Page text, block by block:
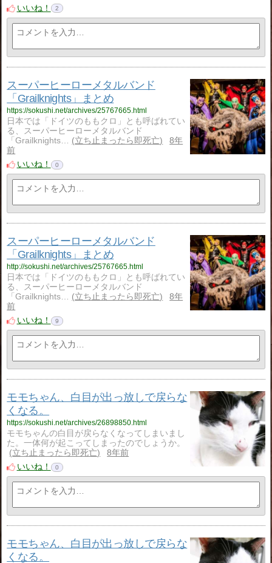
いいね！
2
スーパーヒーローメタルバンド
「Grailknights」まとめ
https://sokushi.net/archives/25767665.html
日本では「ドイツのももクロ」とも呼ばれてい
る、スーパーヒーローメタルバンド
「Grailknights…
立ち止まったら即死亡
8年
前
いいね！
0
スーパーヒーローメタルバンド
「Grailknights」まとめ
http://sokushi.net/archives/25767665.html
日本では「ドイツのももクロ」とも呼ばれてい
る、スーパーヒーローメタルバンド
「Grailknights…
立ち止まったら即死亡
8年
前
いいね！
9
モモちゃん、白目が出っ放しで戻らな
くなる。
https://sokushi.net/archives/26898850.html
モモちゃんの白目が戻らなくなってしまいまし
た。一体何が起こってしまったのでしょうか。
立ち止まったら即死亡
8年前
いいね！
0
モモちゃん、白目が出っ放しで戻らな
くなる。